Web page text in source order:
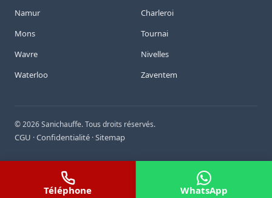
Namur
Charleroi
Mons
Tournai
Wavre
Nivelles
Waterloo
Zaventem
©2026Sanichauffe. Tous droits réservés.
CGU ·Confidentialité ·Sitemap